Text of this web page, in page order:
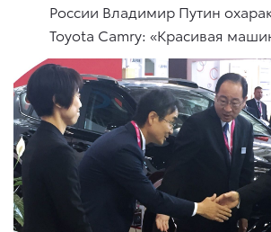
России Владимир Путин
Toyota Camry: «Красивая